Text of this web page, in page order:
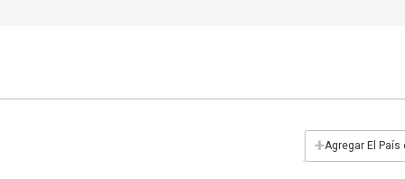
+Agregar El País